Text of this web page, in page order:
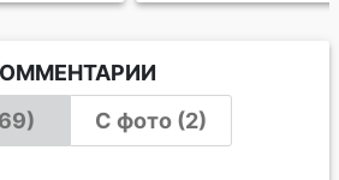
С фото (2)